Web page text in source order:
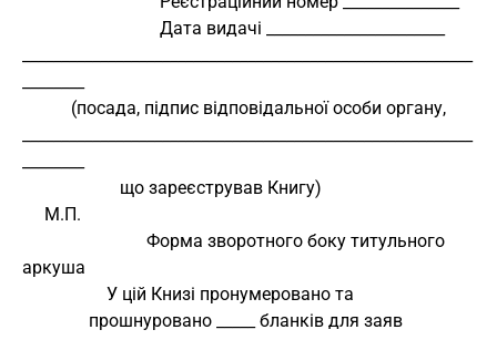
                               Дата видачі _______________________
           (посада, підпис відповідальної особи органу,
                      що зареєстрував Книгу)
     М.П.
аркуша
                   У цій Книзі пронумеровано та
               прошнуровано _____ бланків для заяв